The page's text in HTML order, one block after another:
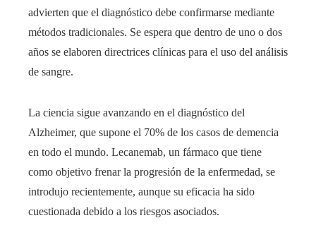
advierten que el diagnóstico debe confirmarse mediante
métodos tradicionales. Se espera que dentro de uno o dos
años se elaboren directrices clínicas para el uso del análisis
de sangre.
La ciencia sigue avanzando en el diagnóstico del
Alzheimer, que supone el 70% de los casos de demencia
en todo el mundo. Lecanemab, un fármaco que tiene
como objetivo frenar la progresión de la enfermedad, se
introdujo recientemente, aunque su eficacia ha sido
cuestionada debido a los riesgos asociados.